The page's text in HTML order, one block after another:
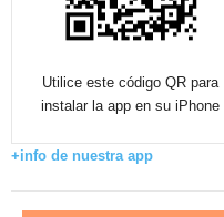
Utilice este código QR para
instalar la app en su iPhone
+info de nuestra app